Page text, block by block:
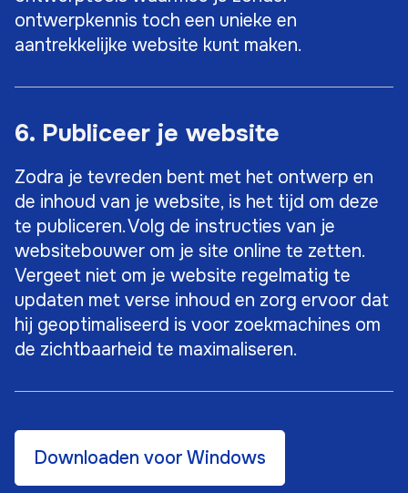
ontwerpkennis toch een unieke en
aantrekkelijke website kunt maken.
6. Publiceer je website
Zodra je tevreden bent met het ontwerp en
de inhoud van je website, is het tijd om deze
te publiceren. Volg de instructies van je
websitebouwer om je site online te zetten.
Vergeet niet om je website regelmatig te
updaten met verse inhoud en zorg ervoor dat
hij geoptimaliseerd is voor zoekmachines om
de zichtbaarheid te maximaliseren.
Downloaden voor Windows